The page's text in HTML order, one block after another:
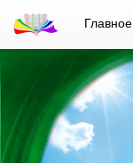
Главное